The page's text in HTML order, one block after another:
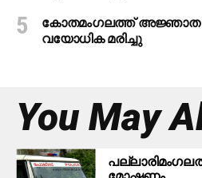
കോതമംഗലത്ത് അജ്ഞാത
വയോധിക മരിച്ചു
You May